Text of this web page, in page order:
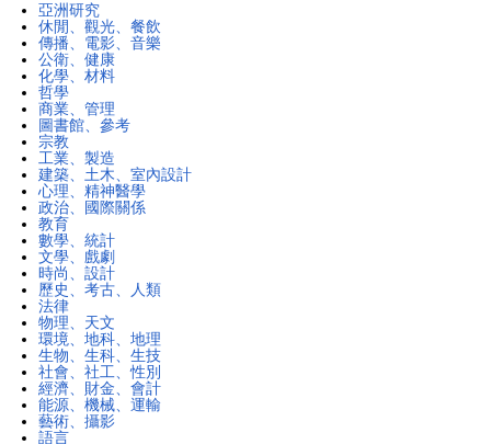
亞洲研究
休閒、觀光、餐飲
傳播、電影、音樂
公衛、健康
化學、材料
哲學
商業、管理
圖書館、參考
宗教
工業、製造
建築、土木、室內設計
心理、精神醫學
政治、國際關係
教育
數學、統計
文學、戲劇
時尚、設計
歷史、考古、人類
法律
物理、天文
環境、地科、地理
生物、生科、生技
社會、社工、性別
經濟、財金、會計
能源、機械、運輸
藝術、攝影
語言